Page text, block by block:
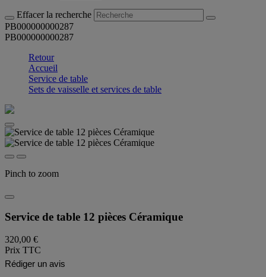
Effacer la recherche
PB000000000287
PB000000000287
Retour
Accueil
Service de table
Sets de vaisselle et services de table
Pinch to zoom
Service de table 12 pièces Céramique
320,00 €
Prix TTC
Rédiger un avis